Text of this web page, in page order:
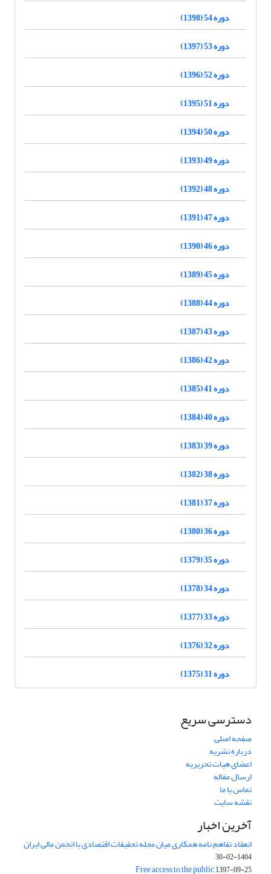
دوره 54 (1398)
دوره 53 (1397)
دوره 52 (1396)
دوره 51 (1395)
دوره 50 (1394)
دوره 49 (1393)
دوره 48 (1392)
دوره 47 (1391)
دوره 46 (1390)
دوره 45 (1389)
دوره 44 (1388)
دوره 43 (1387)
دوره 42 (1386)
دوره 41 (1385)
دوره 40 (1384)
دوره 39 (1383)
دوره 38 (1382)
دوره 37 (1381)
دوره 36 (1380)
دوره 35 (1379)
دوره 34 (1378)
دوره 33 (1377)
دوره 32 (1376)
دوره 31 (1375)
دسترسی سریع
صفحه اصلی
درباره نشریه
اعضای هیات تحریریه
ارسال مقاله
تماس با ما
نقشه سایت
آخرین اخبار
انعقاد تفاهم نامه همکاری میان مجله تحقیقات اقتصادی با انجمن مالی ایران
1404-02-30
Free access to the public1397-09-25